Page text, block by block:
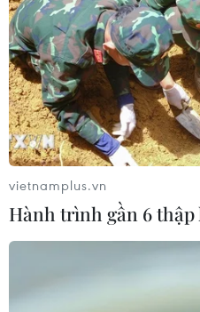
vietnamplus.vn
Hành trình gần 6 thập